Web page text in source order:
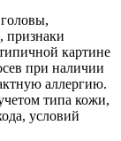
признаки
картине
при наличии
аллергию.
типа кожи,
условий